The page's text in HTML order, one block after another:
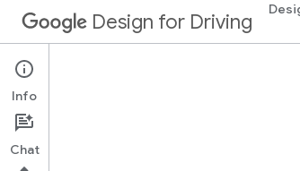
Design for Driving
Die Dokumentation zu
ausschließlich auf der
Info
Chat